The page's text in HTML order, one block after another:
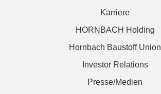
Karriere
HORNBACH Holding
Hornbach Baustoff Union
Investor Relations
Presse/Medien